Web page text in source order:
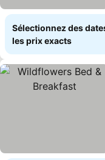
Sélectionnez des
les prix exacts